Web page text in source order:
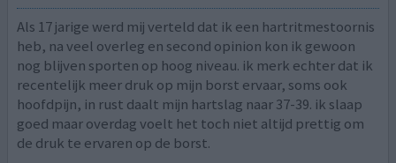
Als 17 jarige werd mij verteld dat ik een hartritmestoornis
heb, na veel overleg en second opinion kon ik gewoon
nog blijven sporten op hoog niveau. ik merk echter dat ik
recentelijk meer druk op mijn borst ervaar, soms ook
hoofdpijn, in rust daalt mijn hartslag naar 37-39. ik slaap
goed maar overdag voelt het toch niet altijd prettig om
de druk te ervaren op de borst.